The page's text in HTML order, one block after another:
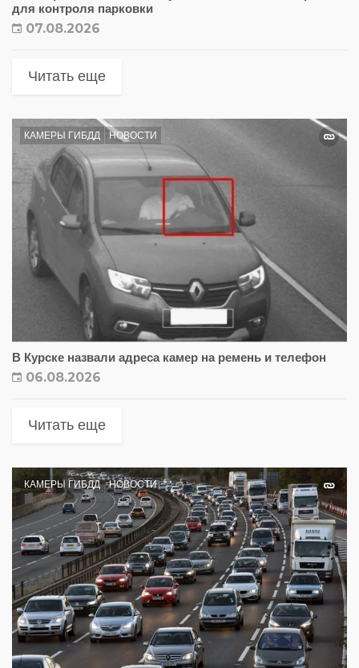
для контроля парковки
07.08.2026
Читать еще
КАМЕРЫ ГИБДД НОВОСТИ
В Курске назвали адреса камер на ремень и телефон
06.08.2026
Читать еще
КАМЕРЫ ГИБДД НОВОСТИ